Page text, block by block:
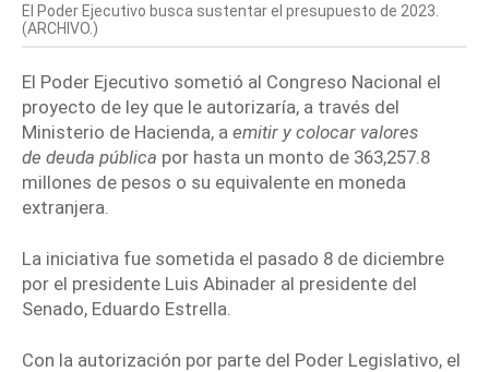
El Poder Ejecutivo busca sustentar el presupuesto de 2023.
(ARCHIVO. )
El Poder Ejecutivo sometió al Congreso Nacional el
proyecto de ley que le autorizaría, a través del
Ministerio de Hacienda, a emitir y colocar valores
de deuda pública por hasta un monto de 363,257.8
millones de pesos o su equivalente en moneda
extranjera.
La iniciativa fue sometida el pasado 8 de diciembre
por el presidente Luis Abinader al presidente del
Senado, Eduardo Estrella.
Con la autorización por parte del Poder Legislativo, el